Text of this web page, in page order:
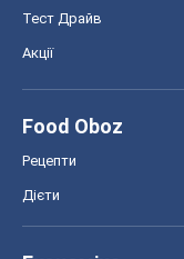
Тест Драйв
Акції
Food Oboz
Рецепти
Дієти